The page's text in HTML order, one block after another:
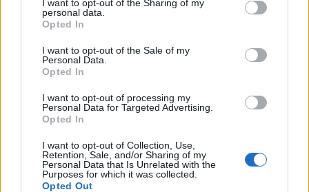
not limited to your visit or usage behaviour. You may click to
grant or deny consent to Google and its third-party tags to
use your data for below specified purposes in below Google
consent section.
I want to opt-out of the Sharing of my
personal data.
Opted In
I want to opt-out of the Sale of my
Personal Data.
Opted In
I want to opt-out of processing my
Personal Data for Targeted Advertising.
Opted In
I want to opt-out of Collection, Use,
Retention, Sale, and/or Sharing of my
Personal Data that Is Unrelated with the
Purposes for which it was collected.
Opted Out
Η Toyota φέρνει νέα γενιά
μπαταριών για τα υβριδικά
Σε κινεζική… πολιορκία η
Νέο Audi A2 e-tron με στόχο την κορυφή της
αποδοτικότητας